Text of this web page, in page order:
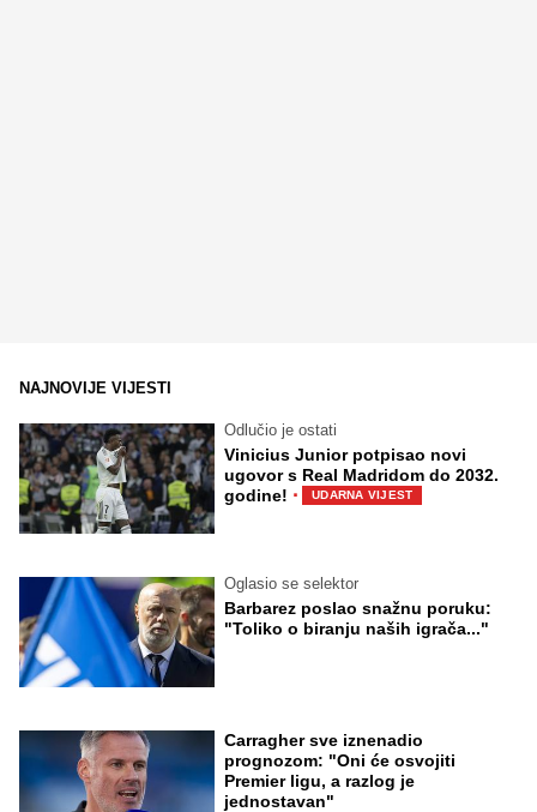
NAJNOVIJE VIJESTI
Odlučio je ostati
Vinicius Junior potpisao novi
ugovor s Real Madridom do 2032.
godine! · UDARNA VIJEST
Oglasio se selektor
Barbarez poslao snažnu poruku:
"Toliko o biranju naših igrača..."
Carragher sve iznenadio
prognozom: "Oni će osvojiti
Premier ligu, a razlog je
jednostavan"